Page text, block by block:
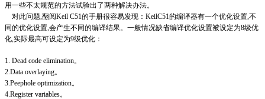
用一些不太规范的方法试验出了两种解决办法。
对此问题,翻阅Keil C51的手册很容易发现：KeilC51的编译器有一个优化设置,不
同的优化设置,会产生不同的编译结果。一般情况缺省编译优化设置被设定为8级优
化,实际最高可设定为9级优化：
1. Dead code elimination。
2.Data overlaying。
3.Peephole optimization。
4.Register variables。